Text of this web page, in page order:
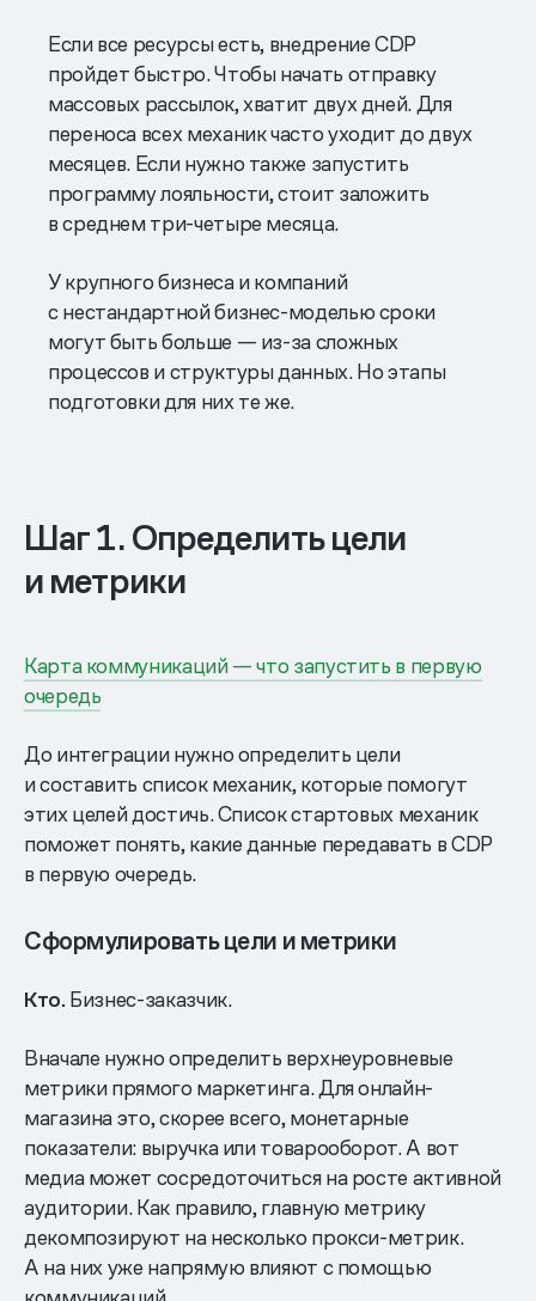
Если все ресурсы есть, внедрение CDP
пройдет быстро. Чтобы начать отправку
массовых рассылок, хватит двух дней. Для
переноса всех механик часто уходит до двух
месяцев. Если нужно также запустить
программу лояльности, стоит заложить
в среднем три-четыре месяца.
У крупного бизнеса и компаний
с нестандартной бизнес-моделью сроки
могут быть больше — из-за сложных
процессов и структуры данных. Но этапы
подготовки для них те же.
Шаг 1. Определить цели
и метрики
Карта коммуникаций — что запустить в первую
очередь
До интеграции нужно определить цели
и составить список механик, которые помогут
этих целей достичь. Список стартовых механик
поможет понять, какие данные передавать в CDP
в первую очередь.
Сформулировать цели и метрики
Кто. Бизнес-заказчик.
Вначале нужно определить верхнеуровневые
метрики прямого маркетинга. Для онлайн-
магазина это, скорее всего, монетарные
показатели: выручка или товарооборот. А вот
медиа может сосредоточиться на росте активной
аудитории. Как правило, главную метрику
декомпозируют на несколько прокси-метрик.
А на них уже напрямую влияют с помощью